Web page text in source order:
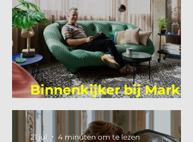
Binnenkijker bij Mark
Mutsaers
21 jul 4 minuten om te lezen